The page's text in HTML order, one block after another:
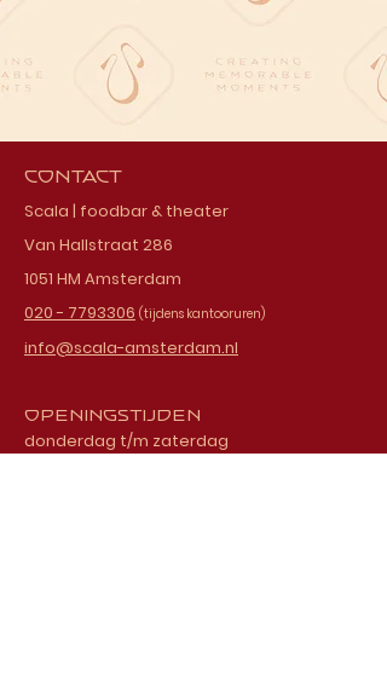
Contact
Scala | foodbar & theater
Van Hallstraat 286
1051 HM Amsterdam
020 - 7793306 (tijdens kantooruren)
info@scala-amsterdam.nl
Openingstijden
donderdag t/m zaterdag